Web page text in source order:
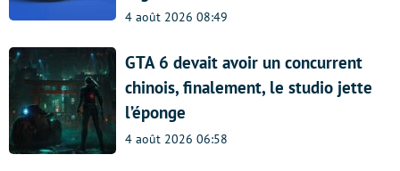
4 août 2026 08:49
GTA 6 devait avoir un concurrent
chinois, finalement, le studio jette
l’éponge
4 août 2026 06:58